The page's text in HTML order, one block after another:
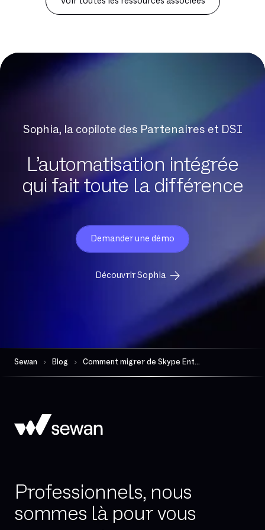
Sophia, la copilote des Partenaires et DSI
L’automatisation intégrée
qui fait toute la différence
Demander une démo
Découvrir Sophia
Sewan Blog Comment migrer de Skype Entreprise vers Microsoft Teams ?
Professionnels, nous
sommes là pour vous